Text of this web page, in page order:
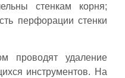
стенкам корня;
перфорации стенки
проводят удаление
инструментов. На